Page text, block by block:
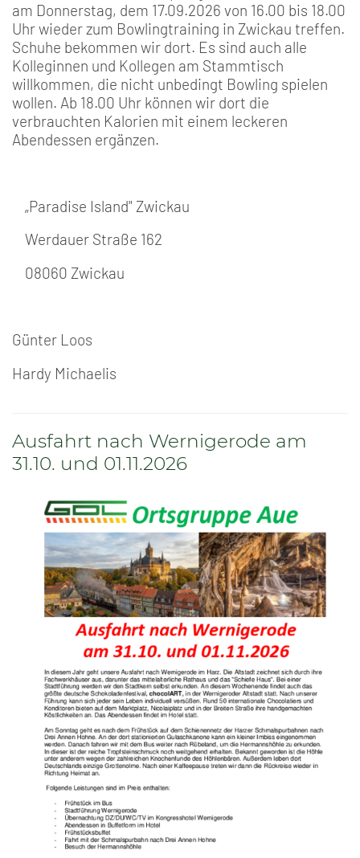
am Donnerstag, dem 17.09.2026 von 16.00 bis 18.00
Uhr wieder zum Bowlingtraining in Zwickau treffen.
Schuhe bekommen wir dort. Es sind auch alle
Kolleginnen und Kollegen am Stammtisch
willkommen, die nicht unbedingt Bowling spielen
wollen. Ab 18.00 Uhr können wir dort die
verbrauchten Kalorien mit einem leckeren
Abendessen ergänzen.
„Paradise Island" Zwickau
Werdauer Straße 162
08060 Zwickau
Günter Loos
Hardy Michaelis
Ausfahrt nach Wernigerode am
31.10. und 01.11.2026